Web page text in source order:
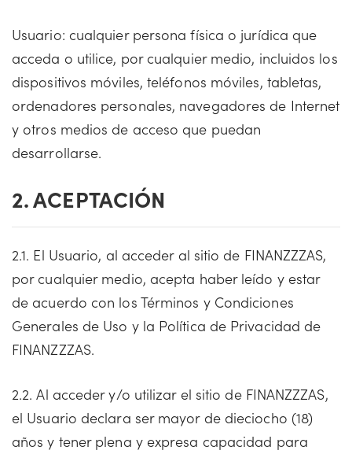
Usuario: cualquier persona física o jurídica que
acceda o utilice, por cualquier medio, incluidos los
dispositivos móviles, teléfonos móviles, tabletas,
ordenadores personales, navegadores de Internet
y otros medios de acceso que puedan
desarrollarse.
2. ACEPTACIÓN
2.1. El Usuario, al acceder al sitio de FINANZZZAS,
por cualquier medio, acepta haber leído y estar
de acuerdo con los Términos y Condiciones
Generales de Uso y la Política de Privacidad de
FINANZZZAS.
2.2. Al acceder y/o utilizar el sitio de FINANZZZAS,
el Usuario declara ser mayor de dieciocho (18)
años y tener plena y expresa capacidad para